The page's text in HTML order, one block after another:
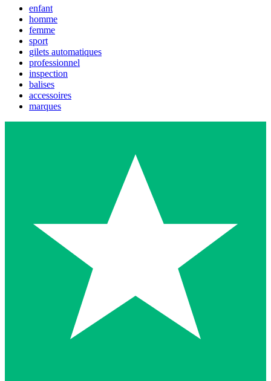
enfant
homme
femme
sport
gilets automatiques
professionnel
inspection
balises
accessoires
marques